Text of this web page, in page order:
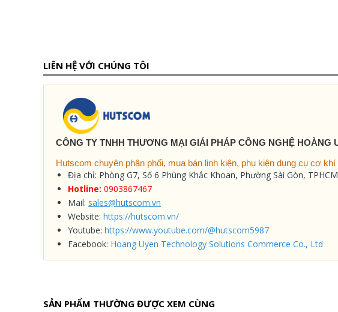
LIÊN HỆ VỚI CHÚNG TÔI
CÔNG TY TNHH THƯƠNG MẠI GIẢI PHÁP CÔNG NGHỆ HOÀNG
Hutscom chuyên phân phối, mua bán linh kiện, phụ kiện dụng cụ cơ
Địa chỉ: Phòng G7, Số 6 Phùng Khắc Khoan, Phường Sài Gòn, TPHCM
Hotline: 0903867467
Mail: sales@hutscom.vn
Website: https://hutscom.vn/
Youtube: https://www.youtube.com/@hutscom5987
Facebook: Hoang Uyen Technology Solutions Commerce Co., Ltd
SẢN PHẨM THƯỜNG ĐƯỢC XEM CÙNG